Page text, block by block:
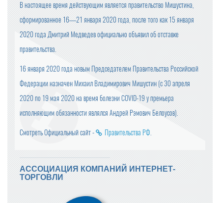
В настоящее время действующим является правительство Мишустина,
сформированное 16—21 января 2020 года, после того как 15 января
2020 года Дмитрий Медведев официально объявил об отставке
правительства.
16 января 2020 года новым Председателем Правительства Российской
Федерации назначен Михаил Владимирович Мишустин (с 30 апреля
2020 по 19 мая 2020 на время болезни COVID-19 у премьера
исполняющим обязанности являлся Андрей Рэмович Белоусов).
Смотреть Официальный сайт - Правительства РФ.
АССОЦИАЦИЯ КОМПАНИЙ ИНТЕРНЕТ-
ТОРГОВЛИ